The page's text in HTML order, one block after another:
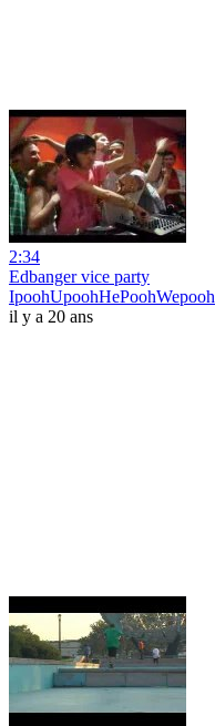
2:34
Edbanger vice party
IpoohUpoohHePoohWepooh
il y a 20 ans